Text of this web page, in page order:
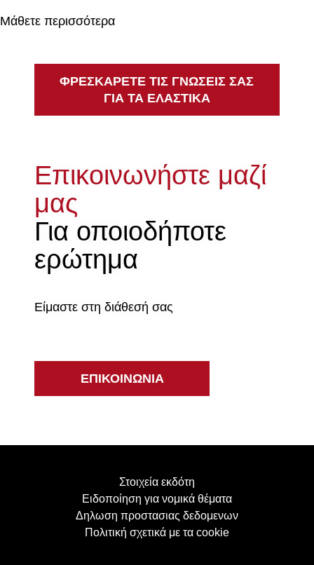
Μάθετε περισσότερα
ΦΡΕΣΚΑΡΕΤΕ ΤΙΣ ΓΝΩΣΕΙΣ ΣΑΣ
ΓΙΑ ΤΑ ΕΛΑΣΤΙΚΑ
Επικοινωνήστε μαζί
μας
Για οποιοδήποτε
ερώτημα
Είμαστε στη διάθεσή σας
ΕΠΙΚΟΙΝΩΝΙΑ
Στοιχεία εκδότη
Ειδοποίηση για νομικά θέματα
Δηλωση προστασιας δεδομενων
Πολιτική σχετικά με τα cookie